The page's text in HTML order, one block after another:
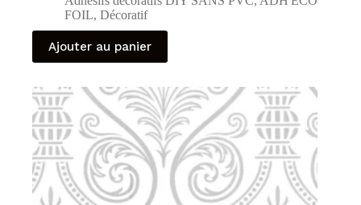
FOIL, Décoratif
Ajouter au panier